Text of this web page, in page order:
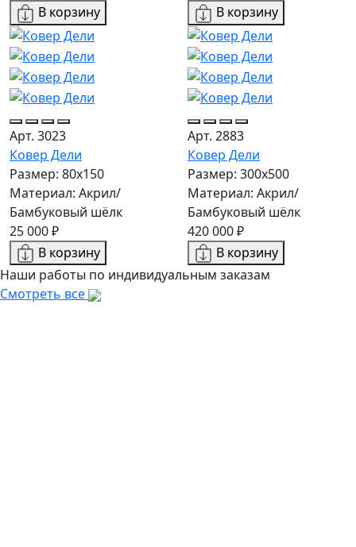
В корзину
В корзину
Арт. 3023
Ковер Дели
Размер: 80x150
Материал: Акрил/
Бамбуковый шёлк
25 000 ₽
В корзину
Арт. 2883
Ковер Дели
Размер: 300х500
Материал: Акрил/
Бамбуковый шёлк
420 000 ₽
В корзину
Наши работы по индивидуальным заказам
Смотреть все